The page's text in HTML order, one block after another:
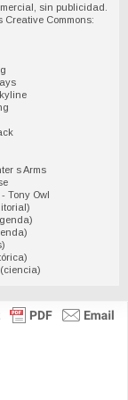
sin publicidad.
Commons:
s Arms
Tony Owl